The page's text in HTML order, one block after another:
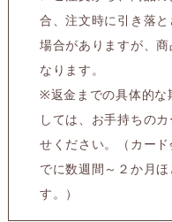
合、注文時に引き落
場合がありますが、
なります。
※返金までの具体的な
しては、お手持ちの
せください。（カー
でに数週間～２か月
す。）